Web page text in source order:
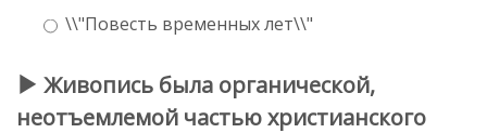
\\"Повесть временных лет\\"
Живопись была органической,
неотъемлемой частью христианского